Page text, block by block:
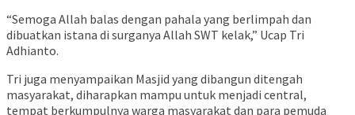
“Semoga Allah balas dengan pahala yang berlimpah dan
dibuatkan istana di surganya Allah SWT kelak,” Ucap Tri
Adhianto.
Tri juga menyampaikan Masjid yang dibangun ditengah
masyarakat, diharapkan mampu untuk menjadi central,
tempat berkumpulnya warga masyarakat dan para pemuda